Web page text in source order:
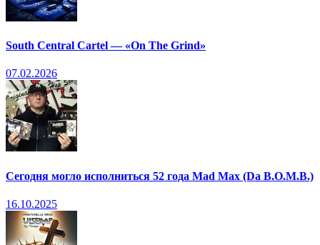
South Central Cartel — «On The Grind»
07.02.2026
Сегодня могло исполниться 52 года Mad Max (Da B.O.M.B.)
16.10.2025